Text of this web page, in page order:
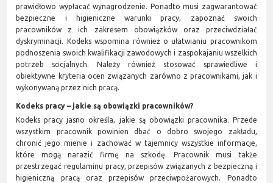
prawidłowo wypłacać wynagrodzenie. Ponadto musi zagwarantować
bezpieczne i higieniczne warunki pracy, zapoznać swoich
pracowników z ich zakresem obowiązków oraz przeciwdziałać
dyskryminacji. Kodeks wspomina również o ułatwianiu pracownikom
podnoszenia swoich kwalifikacji zawodowych i zaspokajaniu wszelkich
potrzeb socjalnych. Należy również stosować sprawiedliwe i
obiektywne kryteria ocen związanych zarówno z pracownikami, jak i
wykonywaną przez nich pracą.
Kodeks pracy – jakie są obowiązki pracowników?
Kodeks pracy jasno określa, jakie są obowiązki pracownika. Przede
wszystkim pracownik powinien dbać o dobro swojego zakładu,
chronić jego mienie i zachować w tajemnicy wszystkie informacje,
które mogą narazić firmę na szkodę. Pracownik musi także
przestrzegać regulaminu pracy, przepisów związanych z bezpieczną i
higieniczną pracą oraz przepisów przeciwpożarowych. Ponadto